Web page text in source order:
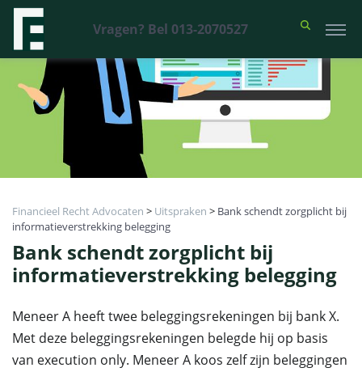
Vragen? Bel 013-2070527
Financieel Recht Advocaten > Uitspraken > Bank schendt zorgplicht bij
informatieverstrekking belegging
Bank schendt zorgplicht bij
informatieverstrekking belegging
Meneer A heeft twee beleggingsrekeningen bij bank X.
Met deze beleggingsrekeningen belegde hij op basis
van execution only. Meneer A koos zelf zijn beleggingen